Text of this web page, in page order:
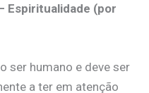
Espiritualidade (por
ser humano e deve ser
a ter em atenção